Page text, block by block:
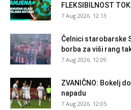
FLEKSIBILNOST
7 Aug 2026. 12:13
Čelnici starobarske
borba za viši rang
7 Aug 2026. 12:09
ZVANIČNO: Bokelj
napadu
7 Aug 2026. 12:05